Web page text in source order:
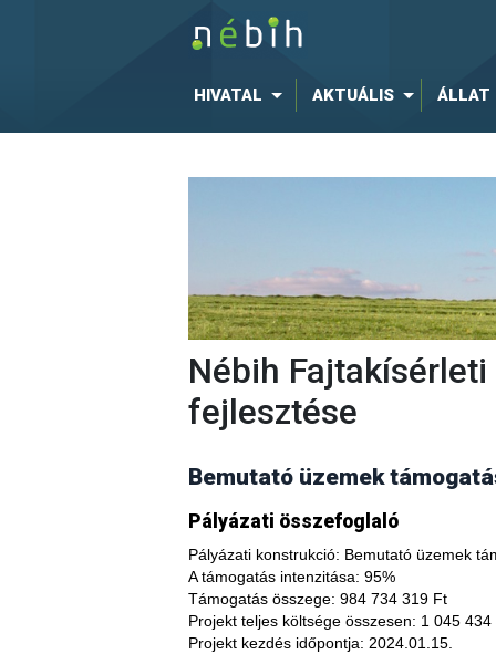
HIVATAL AKTUÁLIS ÁLLAT
Nébih
fejlesztése
Bemutató üzemek
Pályázati összefoglaló
Pályázati konstrukció: Bemutató üzemek
A támogatás intenzitása: 95%
Támogatás összege: 984 734 319 Ft
Projekt teljes költsége összesen: 1 045 434
Projekt kezdés időpontja: 2024.01.15.